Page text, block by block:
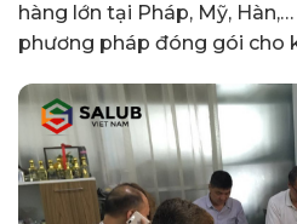
hàng lớn tại Pháp, Mỹ,
phương pháp đóng gói cho